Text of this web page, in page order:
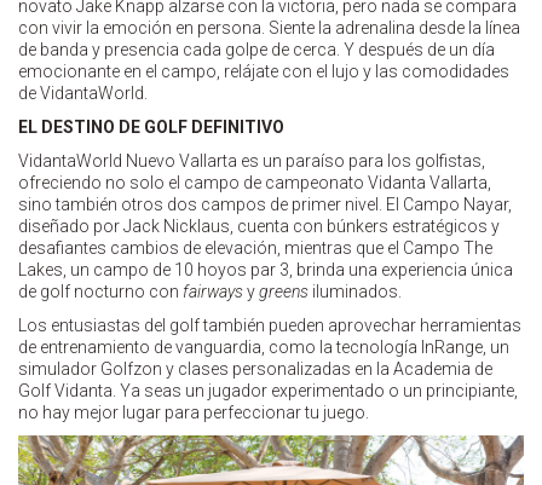
novato Jake Knapp alzarse con la victoria, pero nada se compara
con vivir la emoción en persona. Siente la adrenalina desde la línea
de banda y presencia cada golpe de cerca. Y después de un día
emocionante en el campo, relájate con el lujo y las comodidades
de VidantaWorld.
EL DESTINO DE GOLF DEFINITIVO
VidantaWorld Nuevo Vallarta es un paraíso para los golfistas,
ofreciendo no solo el campo de campeonato Vidanta Vallarta,
sino también otros dos campos de primer nivel. El Campo Nayar,
diseñado por Jack Nicklaus, cuenta con búnkers estratégicos y
desafiantes cambios de elevación, mientras que el Campo The
Lakes, un campo de 10 hoyos par 3, brinda una experiencia única
de golf nocturno con fairwaysygreens iluminados.
Los entusiastas del golf también pueden aprovechar herramientas
de entrenamiento de vanguardia, como la tecnología InRange, un
simulador Golfzon y clases personalizadas en la Academia de
Golf Vidanta. Ya seas un jugador experimentado o un principiante,
no hay mejor lugar para perfeccionar tu juego.